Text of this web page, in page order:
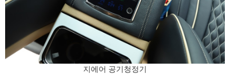
지에어 공기청정기